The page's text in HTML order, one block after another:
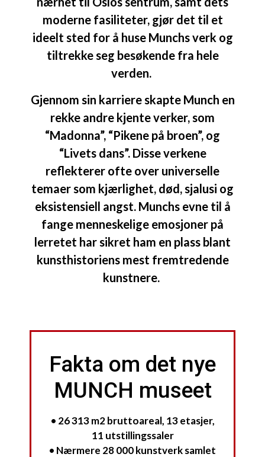
moderne fasiliteter, gjør det til et
ideelt sted for å huse Munchs verk og
tiltrekke seg besøkende fra hele
verden.
Gjennom sin karriere skapte Munch en
rekke andre kjente verker, som
“Madonna”, “Pikene på broen”, og
“Livets dans”. Disse verkene
reflekterer ofte over universelle
temaer som kjærlighet, død, sjalusi og
eksistensiell angst. Munchs evne til å
fange menneskelige emosjoner på
lerretet har sikret ham en plass blant
kunsthistoriens mest fremtredende
kunstnere.
Fakta om det nye
MUNCH museet
• 26 313 m2 bruttoareal, 13 etasjer,
11 utstillingssaler
• Nærmere 28 000 kunstverk samlet